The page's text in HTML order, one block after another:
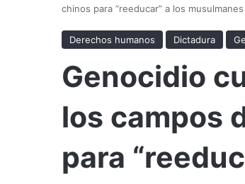
chinos para “reeducar” a los musulmanes
Derechos humanos Dictadura
Genocidio
los campos
para